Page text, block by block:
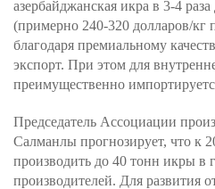
азербайджанская икра в 3-4
(примерно 240-320 долларов/кг
благодаря премиальному
экспорт. При этом для
преимущественно
Председатель Ассоциации
Салманлы прогнозирует, что к
производить до 40 тонн икры в
производителей. Для развития